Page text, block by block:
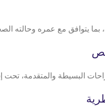
يتوافق مع عمره وحالته
البسيطة